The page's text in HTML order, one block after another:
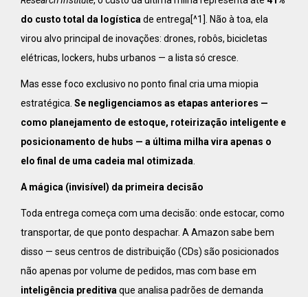
do custo total da logísticade entrega[^1]. Não à toa, ela
virou alvo principal de inovações: drones, robôs, bicicletas
elétricas, lockers, hubs urbanos — a lista só cresce.
Mas esse foco exclusivo no ponto final cria uma miopia
estratégica. Se negligenciamos as etapas anteriores —
como planejamento de estoque, roteirização inteligente e
posicionamento de hubs — a última milha vira apenas o
elo final de uma cadeia mal otimizada.
A mágica (invisível) da primeira decisão
Toda entrega começa com uma decisão: onde estocar, como
transportar, de que ponto despachar. A Amazon sabe bem
disso — seus centros de distribuição (CDs) são posicionados
não apenas por volume de pedidos, mas com base em
inteligência preditivaque analisa padrões de demanda